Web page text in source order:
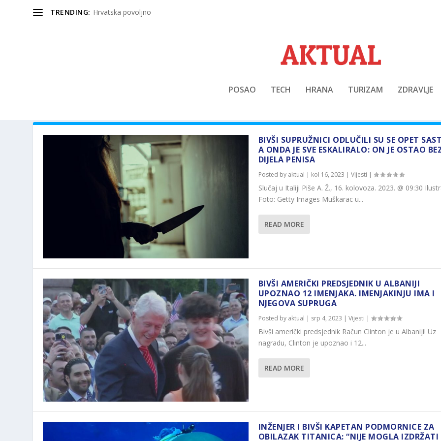
TRENDING: Hrvatska povoljno
POSAO TECH HRANA TURIZAM ZDRAVLJE
BIVŠI SUPRUŽNICI ODLUČILI SU SE OPET
A ONDA JE SVE ESKALIRALO: ON JE OSTAO
DIJELA PENISA
Posted by aktual | kol 16, 2023 | Vijesti |
Slučaj u Italiji Piše A. Ž., 16. kolovoza. 2023. @ 09:30
Foto: Getty Images Muškarac u...
READ MORE
BIVŠI AMERIČKI PREDSJEDNIK U ALBANIJI
UPOZNAO 12 IMENJAKA. IMENJAKINJU IMA I
NJEGOVA SUPRUGA
Posted by aktual | srp 4, 2023 | Vijesti |
Bivši američki predsjednik Račun Clinton je u Albaniji! Uz
nagradu, Clinton je upoznao i 12...
READ MORE
INŽENJER I BIVŠI KAPETAN PODMORNICE ZA
OBILAZAK TITANICA: “NIJE MOGLA